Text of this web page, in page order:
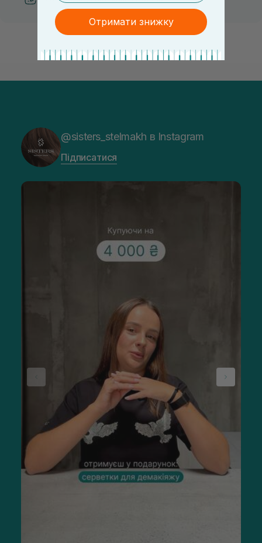
@sisters_stelmakh в Instagram
Підписатися
Отримати знижку